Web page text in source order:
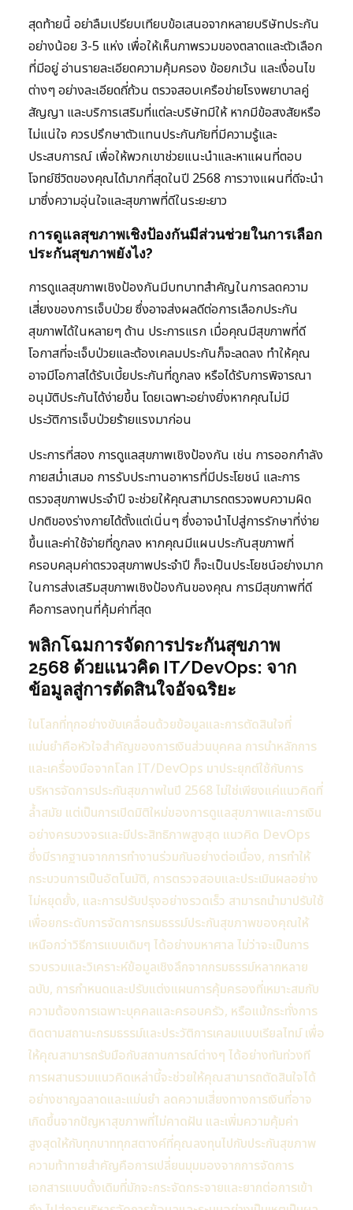
สุดท้ายนี้ อย่าลืมเปรียบเทียบข้อเสนอจากหลายบริษัทประกัน
อย่างน้อย 3-5 แห่ง เพื่อให้เห็นภาพรวมของตลาดและตัวเลือก
ที่มีอยู่ อ่านรายละเอียดความคุ้มครอง ข้อยกเว้น และเงื่อนไข
ต่างๆ อย่างละเอียดถี่ถ้วน ตรวจสอบเครือข่ายโรงพยาบาลคู่
สัญญา และบริการเสริมที่แต่ละบริษัทมีให้ หากมีข้อสงสัยหรือ
ไม่แน่ใจ ควรปรึกษาตัวแทนประกันภัยที่มีความรู้และ
ประสบการณ์ เพื่อให้พวกเขาช่วยแนะนำและหาแผนที่ตอบ
โจทย์ชีวิตของคุณได้มากที่สุดในปี 2568 การวางแผนที่ดีจะนำ
มาซึ่งความอุ่นใจและสุขภาพที่ดีในระยะยาว
การดูแลสุขภาพเชิงป้องกันมีส่วนช่วยในการเลือก
ประกันสุขภาพยังไง?
การดูแลสุขภาพเชิงป้องกันมีบทบาทสำคัญในการลดความ
เสี่ยงของการเจ็บป่วย ซึ่งอาจส่งผลดีต่อการเลือกประกัน
สุขภาพได้ในหลายๆ ด้าน ประการแรก เมื่อคุณมีสุขภาพที่ดี
โอกาสที่จะเจ็บป่วยและต้องเคลมประกันก็จะลดลง ทำให้คุณ
อาจมีโอกาสได้รับเบี้ยประกันที่ถูกลง หรือได้รับการพิจารณา
อนุมัติประกันได้ง่ายขึ้น โดยเฉพาะอย่างยิ่งหากคุณไม่มี
ประวัติการเจ็บป่วยร้ายแรงมาก่อน
ประการที่สอง การดูแลสุขภาพเชิงป้องกัน เช่น การออกกำลัง
กายสม่ำเสมอ การรับประทานอาหารที่มีประโยชน์ และการ
ตรวจสุขภาพประจำปี จะช่วยให้คุณสามารถตรวจพบความผิด
ปกติของร่างกายได้ตั้งแต่เนิ่นๆ ซึ่งอาจนำไปสู่การรักษาที่ง่าย
ขึ้นและค่าใช้จ่ายที่ถูกลง หากคุณมีแผนประกันสุขภาพที่
ครอบคลุมค่าตรวจสุขภาพประจำปี ก็จะเป็นประโยชน์อย่างมาก
ในการส่งเสริมสุขภาพเชิงป้องกันของคุณ การมีสุขภาพที่ดี
คือการลงทุนที่คุ้มค่าที่สุด
พลิกโฉมการจัดการประกันสุขภาพ
2568 ด้วยแนวคิด IT/DevOps: จาก
ข้อมูลสู่การตัดสินใจอัจฉริยะ
ในโลกที่ทุกอย่างขับเคลื่อนด้วยข้อมูลและการตัดสินใจที่
แม่นยำคือหัวใจสำคัญของการเงินส่วนบุคคล การนำหลักการ
และเครื่องมือจากโลก IT/DevOps มาประยุกต์ใช้กับการ
บริหารจัดการประกันสุขภาพในปี 2568 ไม่ใช่เพียงแค่แนวคิดที่
ล้ำสมัย แต่เป็นการเปิดมิติใหม่ของการดูแลสุขภาพและการเงิน
อย่างครบวงจรและมีประสิทธิภาพสูงสุด แนวคิด DevOps
ซึ่งมีรากฐานจากการทำงานร่วมกันอย่างต่อเนื่อง, การทำให้
กระบวนการเป็นอัตโนมัติ, การตรวจสอบและประเมินผลอย่าง
ไม่หยุดยั้ง, และการปรับปรุงอย่างรวดเร็ว สามารถนำมาปรับใช้
เพื่อยกระดับการจัดการกรมธรรม์ประกันสุขภาพของคุณให้
เหนือกว่าวิธีการแบบเดิมๆ ได้อย่างมหาศาล ไม่ว่าจะเป็นการ
รวบรวมและวิเคราะห์ข้อมูลเชิงลึกจากกรมธรรม์หลากหลาย
ฉบับ, การกำหนดและปรับแต่งแผนการคุ้มครองที่เหมาะสมกับ
ความต้องการเฉพาะบุคคลและครอบครัว, หรือแม้กระทั่งการ
ติดตามสถานะกรมธรรม์และประวัติการเคลมแบบเรียลไทม์ เพื่อ
ให้คุณสามารถรับมือกับสถานการณ์ต่างๆ ได้อย่างทันท่วงที
การผสานรวมแนวคิดเหล่านี้จะช่วยให้คุณสามารถตัดสินใจได้
อย่างชาญฉลาดและแม่นยำ ลดความเสี่ยงทางการเงินที่อาจ
เกิดขึ้นจากปัญหาสุขภาพที่ไม่คาดฝัน และเพิ่มความคุ้มค่า
สูงสุดให้กับทุกบาททุกสตางค์ที่คุณลงทุนไปกับประกันสุขภาพ
ความท้าทายสำคัญคือการเปลี่ยนมุมมองจากการจัดการ
เอกสารแบบดั้งเดิมที่มักจะกระจัดกระจายและยากต่อการเข้า